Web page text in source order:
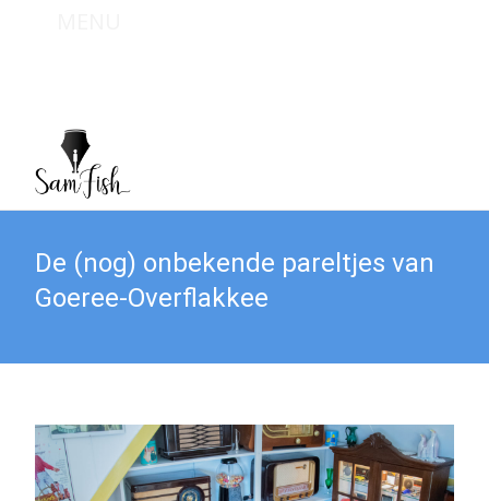
De (nog) onbekende pareltjes van
Goeree-Overflakkee